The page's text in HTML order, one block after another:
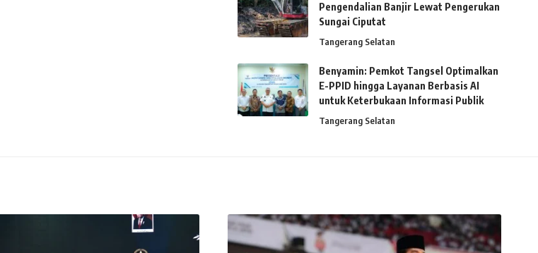
Pengendalian Banjir Lewat Pengerukan
Sungai Ciputat
Tangerang Selatan
Benyamin: Pemkot Tangsel Optimalkan
E-PPID hingga Layanan Berbasis AI
untuk Keterbukaan Informasi Publik
Tangerang Selatan